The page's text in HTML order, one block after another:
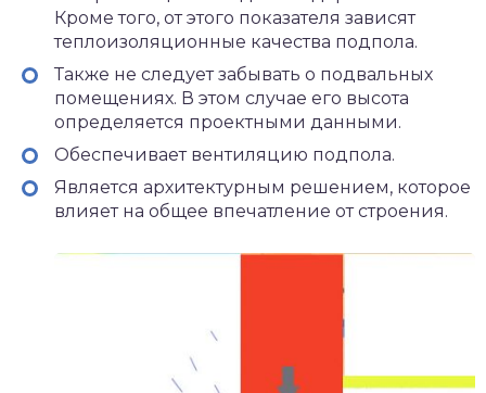
Кроме того, от этого показателя зависят
теплоизоляционные качества подпола.
Также не следует забывать о подвальных
помещениях. В этом случае его высота
определяется проектными данными.
Обеспечивает вентиляцию подпола.
Является архитектурным решением, которое
влияет на общее впечатление от строения.